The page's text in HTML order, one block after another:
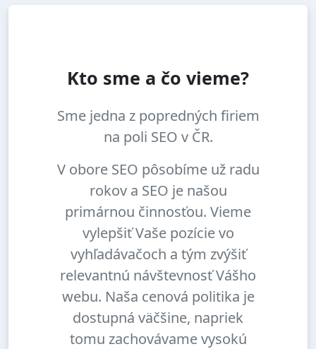
Kto sme a čo vieme?
Sme jedna z popredných firiem
na poli SEO v ČR.
V obore SEO pôsobíme už radu
rokov a SEO je našou
primárnou činnosťou. Vieme
vylepšiť Vaše pozície vo
vyhľadávačoch a tým zvýšiť
relevantnú návštevnosť Vášho
webu. Naša cenová politika je
dostupná väčšine, napriek
tomu zachovávame vysokú